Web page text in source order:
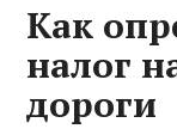
Как
налог
дороги